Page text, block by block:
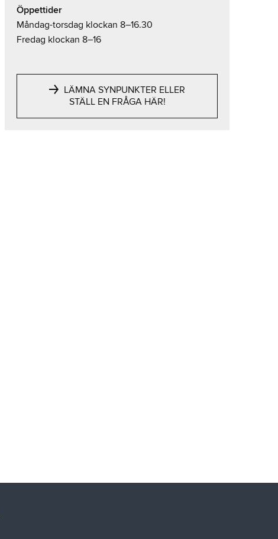
Öppettider
Måndag-torsdag klockan 8–16.30
Fredag klockan 8–16
LÄMNA SYNPUNKTER ELLER
STÄLL EN FRÅGA HÄR!